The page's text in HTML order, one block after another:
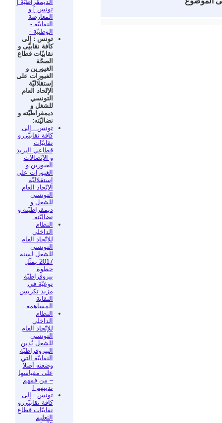
الديمقراطيّة [
تونس ] و
المعارضة
النقابيّة -
الوطنيّة -
تونس : إلى
كافة نقابيّى و
نقابيّات قطاع
الصحّة
الغيورين و
الغيورات على
إستقلاليّة
الإتّحاد العام
التونسي
للشغل و
ديمقراطيّته و
نضاليّته:
تونس : إلى
كافة نقابيّى و
نقابيّات
قطاعي البريد
و الإتّصالات
الغيورين و
الغيورات على
إستقلاليّة
الإتّحاد العام
التونسي
للشغل و
ديمقراطيّته و
نضاليّته:
النظام
الداخلي
للاتّحاد العام
التونسي
للشغل لسنة
2017 يمثّل
خطوة
بيروقراطيّة
نوعيّة في
مزيد تكريس
النقابة
المساهمة
النظام
الداخلي
للإتّحاد العام
التونسي
للشغل يُدين
البيروقراطيّة
النقابيّة التي
وضعته أصلا
على مقياسها
– من فمهم
ندينهم !
تونس : إلى
كافة نقابيّى و
نقابيّات قطاع
التعليم